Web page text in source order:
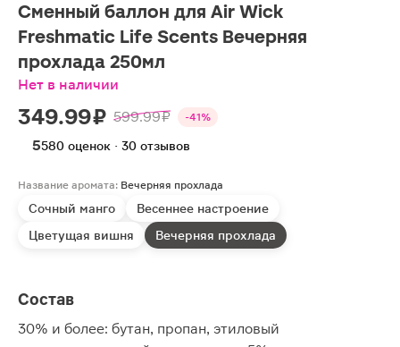
Сменный баллон для Air Wick
Freshmatic Life Scents Вечерняя
прохлада 250мл
Нет в наличии
349.99 ₽ 599.99 ₽ -41%
5580 оценок · 30 отзывов
Название аромата: Вечерняя прохлада
Сочный манго
Весеннее настроение
Цветущая вишня
Вечерняя прохлада
Состав
30% и более: бутан, пропан, этиловый